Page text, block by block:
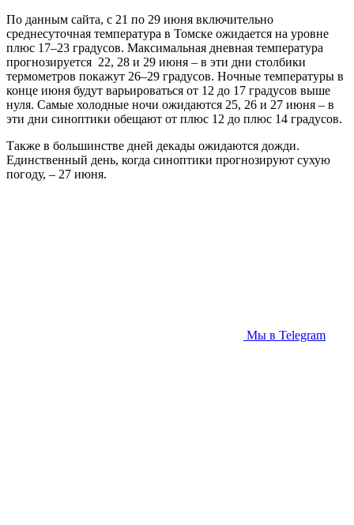
По данным сайта, с 21 по 29 июня включительно
среднесуточная температура в Томске ожидается на уровне
плюс 17–23 градусов. Максимальная дневная температура
прогнозируется 22, 28 и 29 июня – в эти дни столбики
термометров покажут 26–29 градусов. Ночные температуры в
конце июня будут варьироваться от 12 до 17 градусов выше
нуля. Самые холодные ночи ожидаются 25, 26 и 27 июня – в
эти дни синоптики обещают от плюс 12 до плюс 14 градусов.
Также в большинстве дней декады ожидаются дожди.
Единственный день, когда синоптики прогнозируют сухую
погоду, – 27 июня.
Мы в Telegram